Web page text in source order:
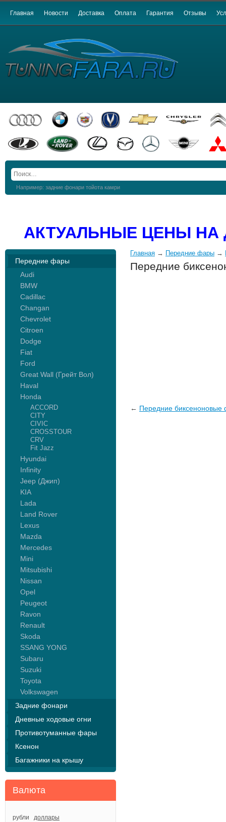
Главная Новости Доставка Оплата Гарантия Отзывы
Например: задние фонари тойота камри
АКТУАЛЬНЫЕ ЦЕНЫ
Передние фары
Audi
BMW
Cadillac
Changan
Chevrolet
Citroen
Dodge
Fiat
Ford
Great Wall (Грейт Вол)
Haval
Honda
ACCORD
CITY
CIVIC
CROSSTOUR
CRV
Fit Jazz
Hyundai
Infinity
Jeep (Джип)
KIA
Lada
Land Rover
Lexus
Mazda
Mercedes
Mini
Mitsubishi
Nissan
Opel
Peugeot
Ravon
Renault
Skoda
SSANG YONG
Subaru
Suzuki
Toyota
Volkswagen
Задние фонари
Дневные ходовые огни
Противотуманные фары
Ксенон
Багажники на крышу
Валюта
рубли доллары
Главная → Передние фары →
Передние
← Передние биксеноновые